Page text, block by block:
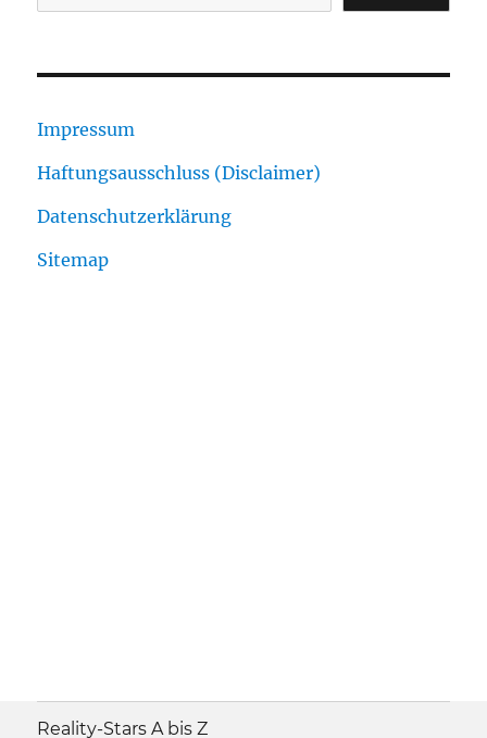
Impressum
Haftungsausschluss (Disclaimer)
Datenschutzerklärung
Sitemap
Reality-Stars A bis Z